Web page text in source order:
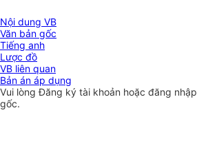
Nội dung VB
Văn bản gốc
Tiếng anh
Lược đồ
VB liên quan
Bản án áp dụng
Vui lòngĐăng ký tài khoản hoặc đăng nhập
gốc.